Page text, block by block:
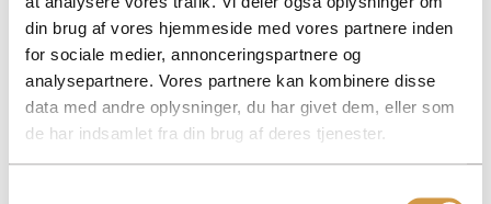
din brug af vores hjemmeside med vores partnere inden
for sociale medier, annonceringspartnere og
analysepartnere. Vores partnere kan kombinere disse
data med andre oplysninger, du har givet dem, eller som
de har indsamlet fra din brug af deres tjenester.
Omvendt betalingspligt betyder, at køberen indberetter momsen. Få styr på
reglerne for EU-handel og udvalgte varer i Danmark.
Facebook
Mastodon
EmailShare